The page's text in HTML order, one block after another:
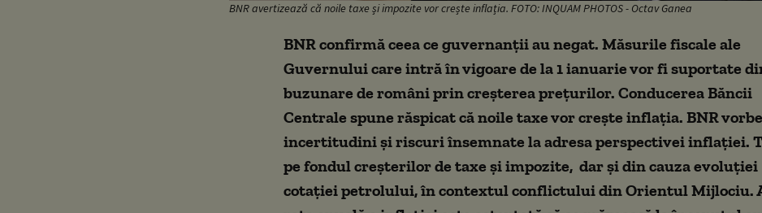
BNR avertizează că noile taxe și impozite vor crește inflația. FOTO: INQUAM PHOTOS - Octav Ganea
BNR confirmă ceea ce guvernanții au negat. Măsurile fiscale ale
Guvernului care intră în vigoare de la 1 ianuarie vor fi suportate
buzunare de români prin creșterea prețurilor. Conducerea Băncii
Centrale spune răspicat că noile taxe vor crește inflația. BNR
incertitudini și riscuri însemnate la adresa perspectivei inflației.
pe fondul creșterilor de taxe și impozite, dar și din cauza evoluției
cotației petrolului, în contextul conflictului din Orientul Mijlociu.